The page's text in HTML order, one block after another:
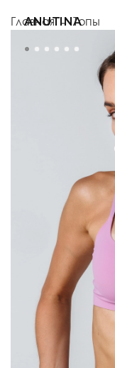
ANUTINA
Главная Топы